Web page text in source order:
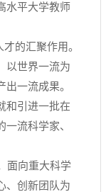
水平大学教师
的汇聚作用。
以世界一流为
一流成果。
和引进一批在
流科学家、
面向重大科学
、创新团队为